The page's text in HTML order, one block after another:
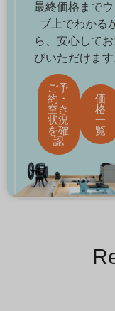
最終価格までウ
ブ上でわかる
ら、安心して
びいただけます
ご予
約・
空き
状況
を確
認
価
格
一
覧